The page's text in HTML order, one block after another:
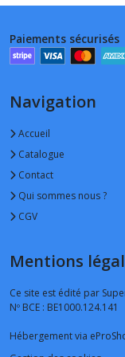
Paiements sécurisés
Navigation
Accueil
Catalogue
Contact
Qui sommes nous ?
CGV
Mentions
Ce site est édité par
Nº BCE : BE1000.124.141
Hébergement via